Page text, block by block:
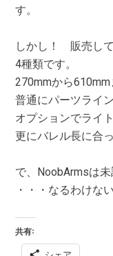
す。
しかし！ 販売し
4種類です。
270mmから610mm
普通にパーツライ
オプションでライ
更にバレル長に合
で、NoobArmsは
・・・なるわけない
共有: